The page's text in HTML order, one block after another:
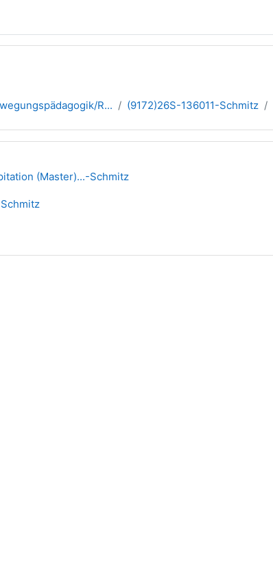
R... (9172)26S-136011-Schmitz
(Master)...-Schmitz